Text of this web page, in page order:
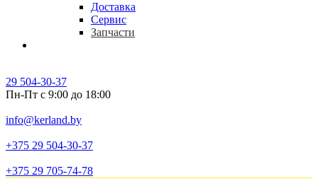
Доставка
Сервис
Запчасти
29 504-30-37
Пн-Пт с 9:00 до 18:00
info@kerland.by
+375 29 504-30-37
+375 29 705-74-78